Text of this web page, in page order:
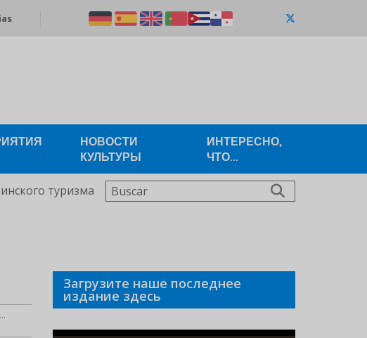
НОВОСТИ
КУЛЬТУРЫ
ИНТЕРЕСНО,
ЧТО...
туризма Buscar
Загрузите наше последнее
издание здесь